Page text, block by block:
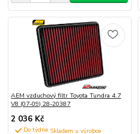
AEM vzduchový filtr Toyota Tundra 4.7
V8 (07-09) 28-20387
2 036 Kč
Do týdne